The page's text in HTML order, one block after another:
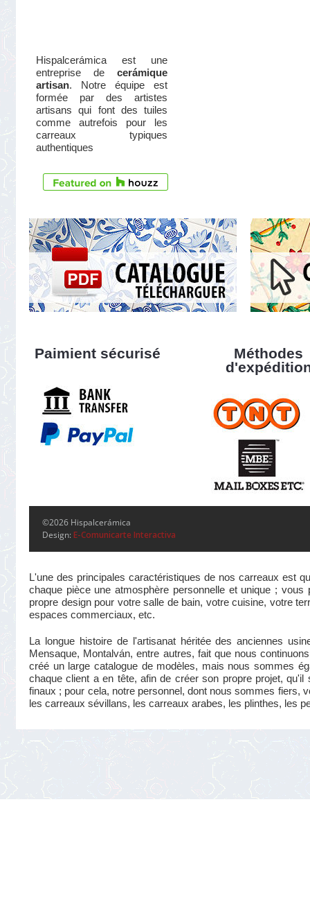
Hispalcerámica est une
entreprise de cerámique
artisan. Notre équipe est
formée par des artistes
artisans qui font des tuiles
comme autrefois pour les
carreaux typiques
authentiques
Paimient sécurisé
Méthodes
©2026 Hispalcerámica
Design: E-Comunicarte Interactiva
L'une des principales caractéristiques de nos carreaux est
chaque pièce une atmosphère personnelle et unique ;
propre design pour votre salle de bain, votre cuisine, votre
espaces commerciaux, etc.
La longue histoire de l'artisanat héritée des anciennes
Mensaque, Montalván, entre autres, fait que nous
créé un large catalogue de modèles, mais nous sommes
chaque client a en tête, afin de créer son propre projet,
finaux ; pour cela, notre personnel, dont nous sommes fiers,
les carreaux sévillans, les carreaux arabes, les plinthes, les